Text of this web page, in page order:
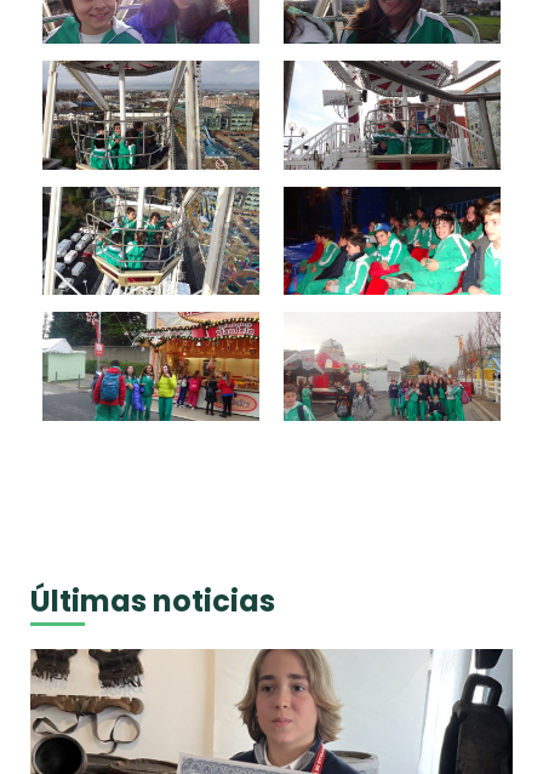
Últimas noticias